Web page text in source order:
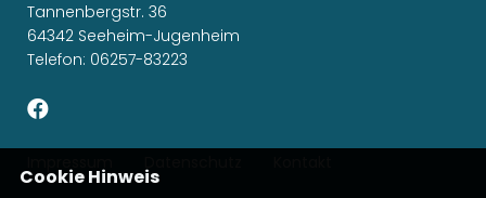
Tannenbergstr. 36
64342 Seeheim-Jugenheim
Telefon: 06257-83223
Cookie Hinweis